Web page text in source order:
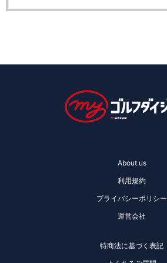
About us
利用規約
プライバシーポリシー
運営会社
特商法に基づく表記